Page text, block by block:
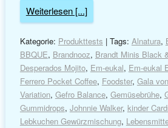
Weiterlesen [...]
Kategorie: Produkttests | Tags: Alnatura,
BBQUE, Brandnooz, Brandt Minis Black
Desperados Mojito, Em-eukal, Em-eukal
Ferrero Pocket Coffee, Foodster, Gala
Variation, Gefro Balance, Gemüsebrühe,
Gummidrops, Johnnie Walker, kinder
Lebkuchen Gewürzmischung,